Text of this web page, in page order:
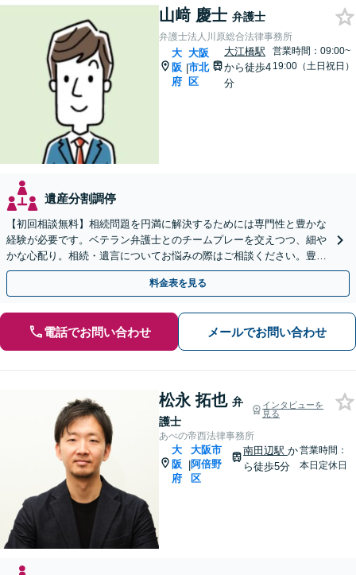
山﨑 慶士 弁護士
弁護士法人川原総合法律事務所
大
阪
府
|
大阪
市北
区
大江橋駅
から徒歩4
分
営業時間：09:00~
19:00（土日祝日）
遺産分割調停
【初回相談無料】相続問題を円満に解決するためには専門性と豊かな
経験が必要です。ベテラン弁護士とのチームプレーを交えつつ、細や
かな心配り。相続・遺言についてお悩みの際はご相談ください。豊富
な経験を生かして問題を解決いたします。
料金表を見る
電話でお問い合わせ メールでお問い合わせ
松永 拓也 弁
護士
インタビューを
見る
あべの帝西法律事務所
大
阪
府
|
大阪市
阿倍野
区
南田辺駅か
ら徒歩5分
営業時間：
本日定休日